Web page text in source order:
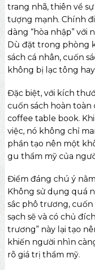
trang nhã, thiên về
tượng mạnh. Chính
dàng “hòa nhập” với
Dù đặt trong phòng
sách cá nhân, cuốn
không bị lạc tông
Đặc biệt, với kích
cuốn sách hoàn
coffee table book.
việc, nó không chỉ
phần tạo nên một
gu thẩm mỹ của
Điểm đáng chú ý
Không sử dụng quá
sắc phô trương,
sạch sẽ và có chủ
trương” này lại tạo
khiến người nhìn
rõ giá trị thẩm mỹ.